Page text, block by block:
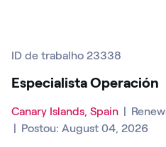
ID de trabalho 23338
Especialista Operación
Canary Islands, Spain
Postou: August 04, 2026